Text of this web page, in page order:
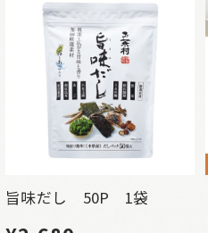
旨味だし 50P 1袋